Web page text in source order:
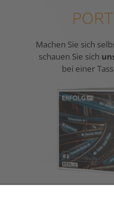
Machen Sie sich
schauen Sie sich
bei einer